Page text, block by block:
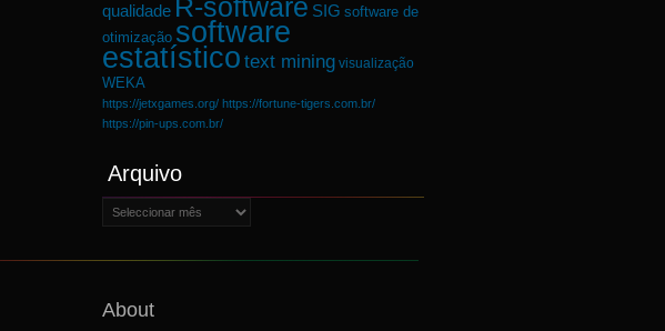
qualidade R-software SIG software de
otimização software
estatístico text mining visualização
WEKA
https://jetxgames.org/ https://fortune-tigers.com.br/
https://pin-ups.com.br/
Arquivo
Arquivo
About